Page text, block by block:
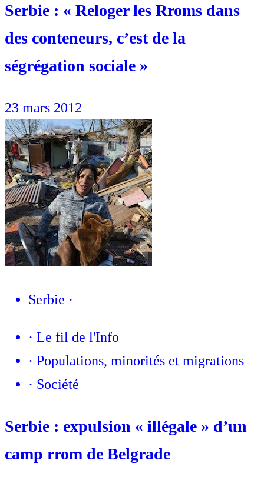
Serbie : « Reloger les Rroms dans
des conteneurs, c’est de la
ségrégation sociale »
23 mars 2012
Serbie ·
· Le fil de l'Info
· Populations, minorités et migrations
· Société
Serbie : expulsion « illégale » d’un
camp rrom de Belgrade